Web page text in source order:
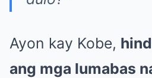
Ayon kay Kobe,
ang mga lumabas